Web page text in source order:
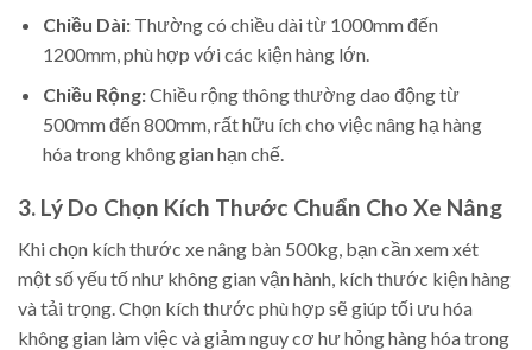
Chiều Dài:Thường có chiều dài từ 1000mm đến
1200mm, phù hợp với các kiện hàng lớn.
Chiều Rộng:Chiều rộng thông thường dao động từ
500mm đến 800mm, rất hữu ích cho việc nâng hạ hàng
hóa trong không gian hạn chế.
3. Lý Do Chọn Kích Thước Chuẩn Cho Xe Nâng
Khi chọn kích thước xe nâng bàn 500kg, bạn cần xem xét
một số yếu tố như không gian vận hành, kích thước kiện hàng
và tải trọng. Chọn kích thước phù hợp sẽ giúp tối ưu hóa
không gian làm việc và giảm nguy cơ hư hỏng hàng hóa trong